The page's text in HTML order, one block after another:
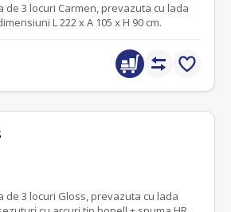
de 3 locuri Carmen, prevazuta cu lada
depozitare, dimensiuni L 222 x A 105 x H 90 cm.
de 3 locuri Gloss, prevazuta cu lada